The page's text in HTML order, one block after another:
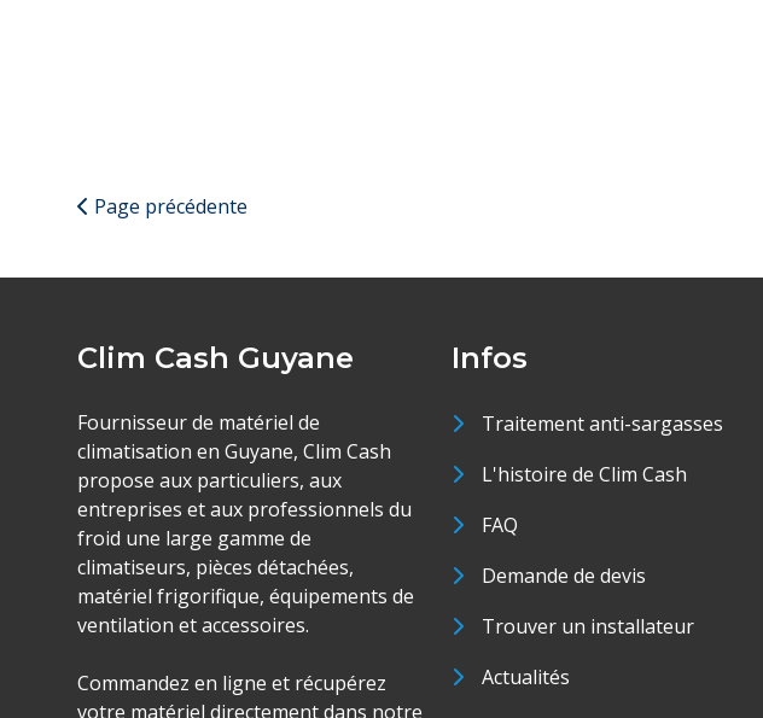
Page précédente
Clim Cash Guyane
Fournisseur de matériel de
climatisation en Guyane, Clim Cash
propose aux particuliers, aux
entreprises et aux professionnels du
froid une large gamme de
climatiseurs, pièces détachées,
matériel frigorifique, équipements de
ventilation et accessoires.
Commandez en ligne et récupérez
votre matériel directement dans notre
Infos
Traitement anti-sargasses
L'histoire de Clim Cash
FAQ
Demande de devis
Trouver un installateur
Actualités